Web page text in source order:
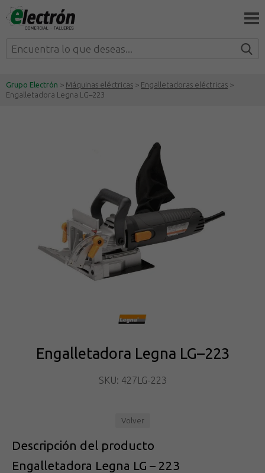
Grupo Electrón > Máquinas eléctricas > Engalletadoras eléctricas >
Engalletadora Legna LG–223
Engalletadora Legna LG–223
SKU: 427LG-223
Volver
Descripción del producto
Engalletadora Legna LG – 223